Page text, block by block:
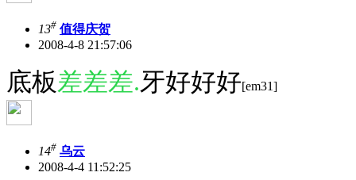
13# 值得庆贺
2008-4-8 21:57:06
底板差差差.牙好好好[em31]
14# 乌云
2008-4-4 11:52:25